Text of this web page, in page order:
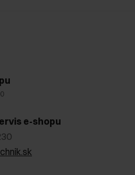
e-shopu